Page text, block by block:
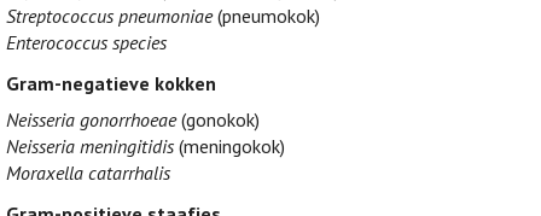
Streptococcus pneumoniae(pneumokok)
Enterococcus species
Gram-negatieve kokken
Neisseria gonorrhoeae(gonokok)
Neisseria meningitidis (meningokok)
Moraxella catarrhalis